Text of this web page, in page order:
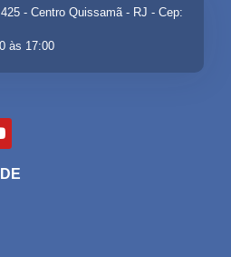
- Centro Quissamã - RJ - Cep:
às 17:00